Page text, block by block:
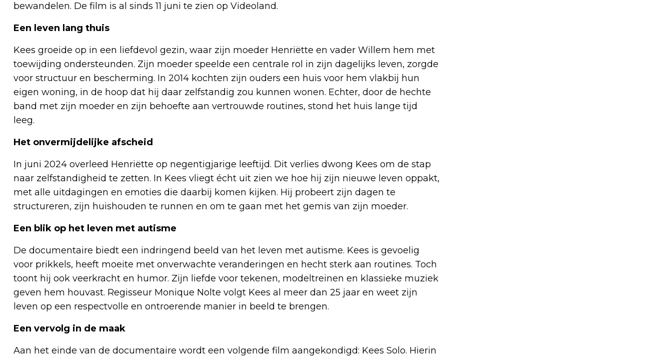
bewandelen. De film is al sinds 11 juni te zien op Videoland.
Een leven lang thuis
Kees groeide op in een liefdevol gezin, waar zijn moeder Henriëtte en vader Willem hem met
toewijding ondersteunden. Zijn moeder speelde een centrale rol in zijn dagelijks leven, zorgde
voor structuur en bescherming. In 2014 kochten zijn ouders een huis voor hem vlakbij hun
eigen woning, in de hoop dat hij daar zelfstandig zou kunnen wonen. Echter, door de hechte
band met zijn moeder en zijn behoefte aan vertrouwde routines, stond het huis lange tijd
leeg.
Het onvermijdelijke afscheid
In juni 2024 overleed Henriëtte op negentigjarige leeftijd. Dit verlies dwong Kees om de stap
naar zelfstandigheid te zetten. In Kees vliegt écht uit zien we hoe hij zijn nieuwe leven oppakt,
met alle uitdagingen en emoties die daarbij komen kijken. Hij probeert zijn dagen te
structureren, zijn huishouden te runnen en om te gaan met het gemis van zijn moeder.
Een blik op het leven met autisme
De documentaire biedt een indringend beeld van het leven met autisme. Kees is gevoelig
voor prikkels, heeft moeite met onverwachte veranderingen en hecht sterk aan routines. Toch
toont hij ook veerkracht en humor. Zijn liefde voor tekenen, modeltreinen en klassieke muziek
geven hem houvast. Regisseur Monique Nolte volgt Kees al meer dan 25 jaar en weet zijn
leven op een respectvolle en ontroerende manier in beeld te brengen.
Een vervolg in de maak
Aan het einde van de documentaire wordt een volgende film aangekondigd: Kees Solo. Hierin